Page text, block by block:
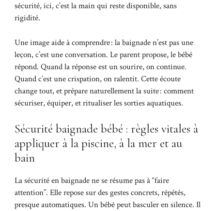
sécurité, ici, c’est la main qui reste disponible, sans
rigidité.
Une image aide à comprendre : la baignade n’est pas une
leçon, c’est une conversation. Le parent propose, le bébé
répond. Quand la réponse est un sourire, on continue.
Quand c’est une crispation, on ralentit. Cette écoute
change tout, et prépare naturellement la suite : comment
sécuriser, équiper, et ritualiser les sorties aquatiques.
Sécurité baignade bébé : règles vitales à
appliquer à la piscine, à la mer et au
bain
La sécurité en baignade ne se résume pas à “faire
attention”. Elle repose sur des gestes concrets, répétés,
presque automatiques. Un bébé peut basculer en silence. Il